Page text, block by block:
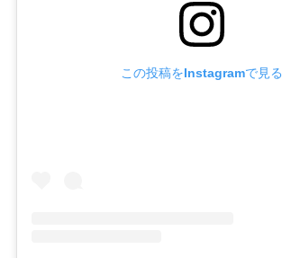
この投稿をInstagramで見る